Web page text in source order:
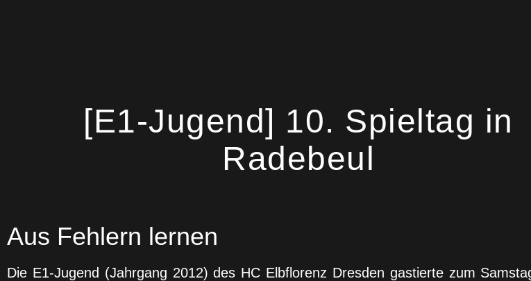
[E1-Jugend] 10. Spieltag in
Radebeul
Aus Fehlern lernen
Die E1-Jugend (Jahrgang 2012) des HC Elbflorenz Dresden gastierte zum